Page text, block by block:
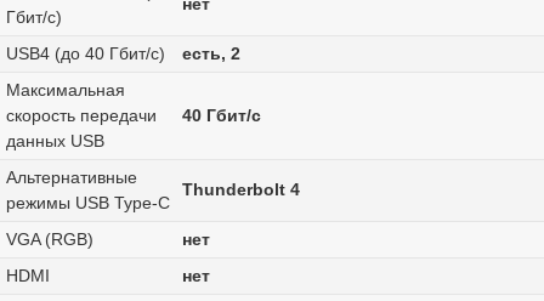
Гбит/с)
USB4 (до 40 Гбит/с)
есть, 2
Максимальная
скорость передачи
данных USB
40 Гбит/с
Альтернативные
режимы USB Type-C
Thunderbolt 4
VGA (RGB)
нет
HDMI
нет